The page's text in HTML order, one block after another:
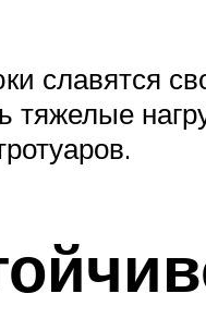
славятся
тяжелые